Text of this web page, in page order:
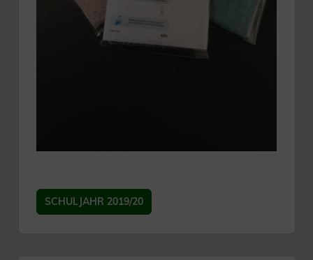
SCHULJAHR 2019/20